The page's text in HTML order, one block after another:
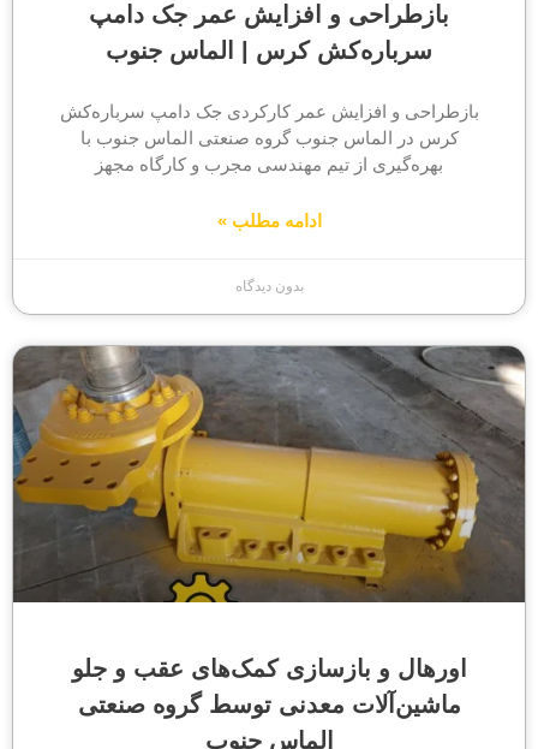
بازطراحی و افزایش عمر جک دامپ
سرباره‌کش کرس | الماس جنوب
بازطراحی و افزایش عمر کارکردی جک دامپ سرباره‌کش
کرس در الماس جنوب گروه صنعتی الماس جنوب با
بهره‌گیری از تیم مهندسی مجرب و کارگاه مجهز
ادامه مطلب »
بدون دیدگاه
اورهال و بازسازی کمک‌های عقب و جلو
ماشین‌آلات معدنی توسط گروه صنعتی
الماس جنوب